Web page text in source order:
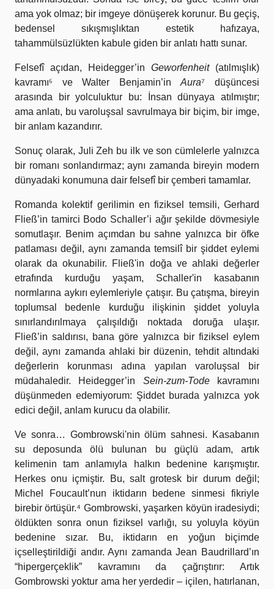
ama yok olmaz; bir imgeye dönüşerek korunur. Bu geçiş,
bedensel sıkışmışlıktan estetik hafızaya,
tahammülsüzlükten kabule giden bir anlatı hattı sunar.
Felsefî açıdan, Heidegger’in Geworfenheit(atılmışlık)
kavramı⁶ ve Walter Benjamin’inAura⁷ düşüncesi
arasında bir yolculuktur bu: İnsan dünyaya atılmıştır;
ama anlatı, bu varoluşsal savrulmaya bir biçim, bir imge,
bir anlam kazandırır.
Sonuç olarak, Juli Zeh bu ilk ve son cümlelerle yalnızca
bir romanı sonlandırmaz; aynı zamanda bireyin modern
dünyadaki konumuna dair felsefî bir çemberi tamamlar.
Romanda kolektif gerilimin en fiziksel temsili, Gerhard
Fließ’in tamirci Bodo Schaller’i ağır şekilde dövmesiyle
somutlaşır. Benim açımdan bu sahne yalnızca bir öfke
patlaması değil, aynı zamanda temsilî bir şiddet eylemi
olarak da okunabilir. Fließ'in doğa ve ahlaki değerler
etrafında kurduğu yaşam, Schaller'in kasabanın
normlarına aykırı eylemleriyle çatışır. Bu çatışma, bireyin
toplumsal bedenle kurduğu ilişkinin şiddet yoluyla
sınırlandırılmaya çalışıldığı noktada doruğa ulaşır.
Fließ’in saldırısı, bana göre yalnızca bir fiziksel eylem
değil, aynı zamanda ahlaki bir düzenin, tehdit altındaki
değerlerin korunması adına yapılan varoluşsal bir
müdahaledir. Heidegger’in Sein-zum-Todekavramını
düşünmeden edemiyorum: Şiddet burada yalnızca yok
edici değil, anlam kurucu da olabilir.
Ve sonra… Gombrowski'nin ölüm sahnesi. Kasabanın
su deposunda ölü bulunan bu güçlü adam, artık
kelimenin tam anlamıyla halkın bedenine karışmıştır.
Herkes onu içmiştir. Bu, salt grotesk bir durum değil;
Michel Foucault’nun iktidarın bedene sinmesi fikriyle
birebir örtüşür.⁴ Gombrowski, yaşarken köyün iradesiydi;
öldükten sonra onun fiziksel varlığı, su yoluyla köyün
bedenine sızar. Bu, iktidarın en yoğun biçimde
içselleştirildiği andır. Aynı zamanda Jean Baudrillard’ın
“hipergerçeklik” kavramını da çağrıştırır: Artık
Gombrowski yoktur ama her yerdedir – içilen, hatırlanan,